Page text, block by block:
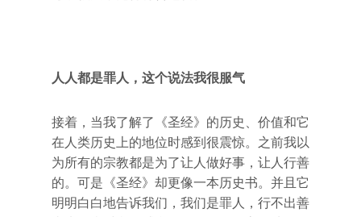
人人都是罪人，这个说法我很服气
接着，当我了解了《圣经》的历史、价值和它
在人类历史上的地位时感到很震惊。之前我以
为所有的宗教都是为了让人做好事，让人行善
的。可是《圣经》却更像一本历史书。并且它
明明白白地告诉我们，我们是罪人，行不出善